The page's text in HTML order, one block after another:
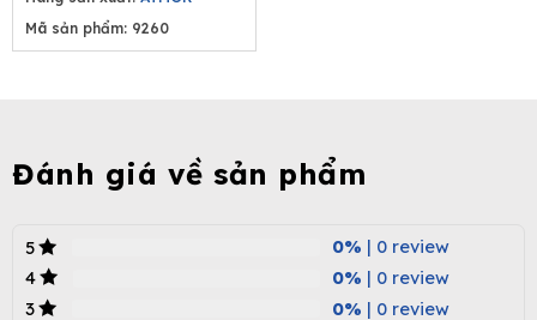
Mã sản phẩm: 9260
Đánh giá về sản phẩm
5 0% | 0 review
4
0% | 0 review
3
0% | 0 review